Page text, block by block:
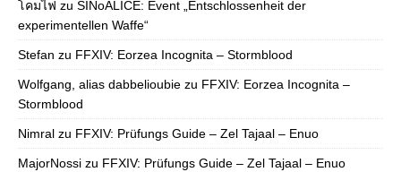
โคมไฟ zu SINoALICE: Event „Entschlossenheit der
experimentellen Waffe“
Stefan zu FFXIV: Eorzea Incognita – Stormblood
Wolfgang, alias dabbelioubie zu FFXIV: Eorzea Incognita –
Stormblood
Nimral zu FFXIV: Prüfungs Guide – Zel Tajaal – Enuo
MajorNossi zu FFXIV: Prüfungs Guide – Zel Tajaal – Enuo